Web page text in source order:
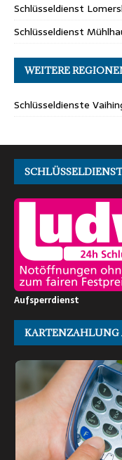
Schlüsseldienst
Schlüsseldienst
WEITERE
Schlüsseldienste
Aufsperrdienst
KARTENZAHLUNG